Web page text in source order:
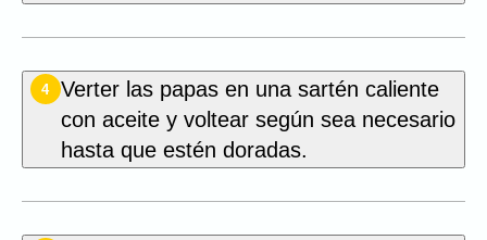
4
Verter las papas en una sartén caliente
con aceite y voltear según sea necesario
hasta que estén doradas.